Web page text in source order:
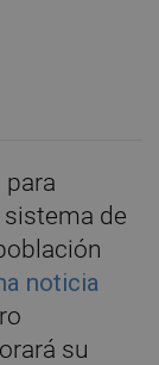
para
de
noticia
su